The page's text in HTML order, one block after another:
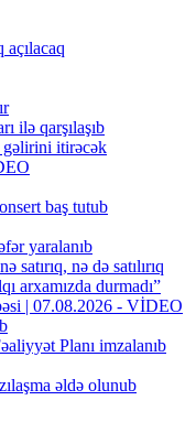
ilə qarşılaşıb
gəlirini itirəcək
baş tutub
yaralanıb
nə də satılırıq
arxamızda durmadı”
| 07.08.2026 - VİDEO
Planı imzalanıb
əldə olunub